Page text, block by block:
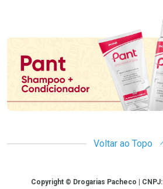
Promoção em Destaque
Voltar ao Topo
CopyrightCopyright © Drogarias Pacheco |